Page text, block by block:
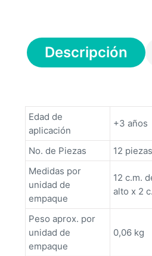
Descripción
Edad de
aplicación
+3 años
No. de Piezas
12 piezas
Medidas por
unidad de
empaque
12 c.m.
alto x 2
Peso aprox. por
unidad de
empaque
0,06 kg